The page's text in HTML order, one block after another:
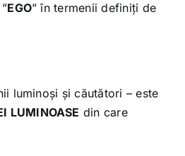
EGO” în termenii definiți de
luminoși și căutători – este
LUMINOASE din care